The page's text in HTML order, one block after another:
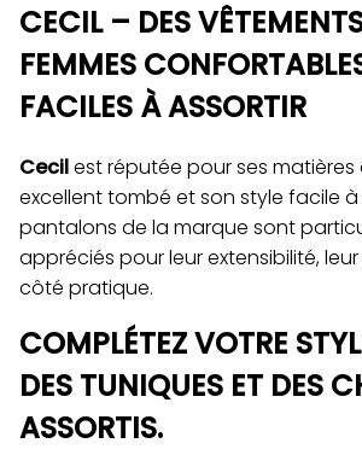
CECIL – DES
FEMMES
FACILES À ASSORTIR
Cecilest réputée pour ses matières
excellent tombé et son style facile à
pantalons de la marque sont
appréciés pour leur extensibilité,
côté pratique.
COMPLÉTEZ VOTRE
DES TUNIQUES ET DES
ASSORTIS.